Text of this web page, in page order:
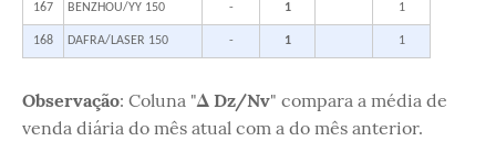
167 BENZHOU/YY 150 - 1 1
168 DAFRA/LASER 150 - 1 1
Observação: Coluna "Δ Dz/Nv" compara a média de
venda diária do mês atual com a do mês anterior.